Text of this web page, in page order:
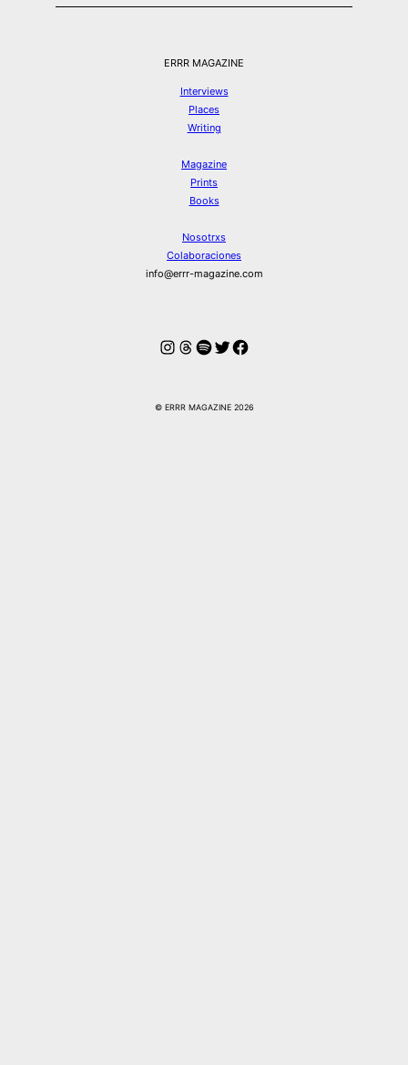
ERRR MAGAZINE
Interviews
Places
Writing
Magazine
Prints
Books
Nosotrxs
Colaboraciones
info@errr-magazine.com
Instagram
Hilos
Spotify
Twitter
Facebook
© ERRR MAGAZINE 2026